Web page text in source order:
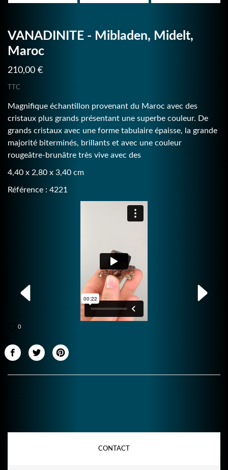
VANADINITE - Mibladen, Midelt,
Maroc
210,00 €
TTC
Magnifique échantillon provenant du Maroc avec des
cristaux plus grands présentant une superbe couleur. De
grands cristaux avec une forme tabulaire épaisse, la grande
majorité biterminés, brillants et avec une couleur
rougeâtre-brunâtre très vive avec des
4,40 x 2,80 x 3,40 cm
Référence : 4221
0
CONTACT